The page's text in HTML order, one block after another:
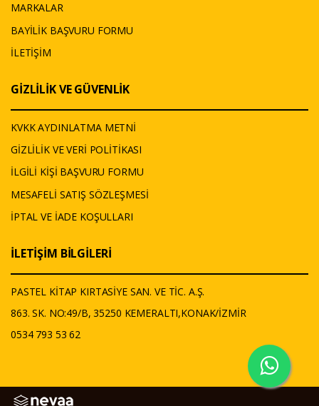
MARKALAR
BAYİLİK BAŞVURU FORMU
İLETİŞİM
GİZLİLİK VE GÜVENLİK
KVKK AYDINLATMA METNİ
GİZLİLİK VE VERİ POLİTİKASI
İLGİLİ KİŞİ BAŞVURU FORMU
MESAFELİ SATIŞ SÖZLEŞMESİ
İPTAL VE İADE KOŞULLARI
İLETİŞİM BİLGİLERİ
PASTEL KİTAP KIRTASİYE SAN. VE TİC. A.Ş.
863. SK. NO:49/B, 35250 KEMERALTI,KONAK/İZMİR
0534 793 53 62